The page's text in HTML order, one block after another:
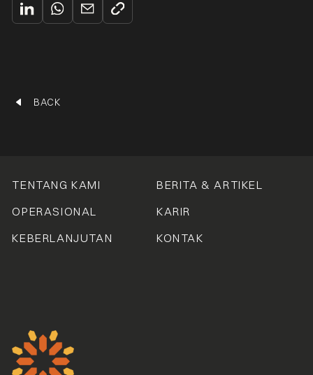
BACK
TENTANG KAMI
OPERASIONAL
KEBERLANJUTAN
BERITA & ARTIKEL
KARIR
KONTAK